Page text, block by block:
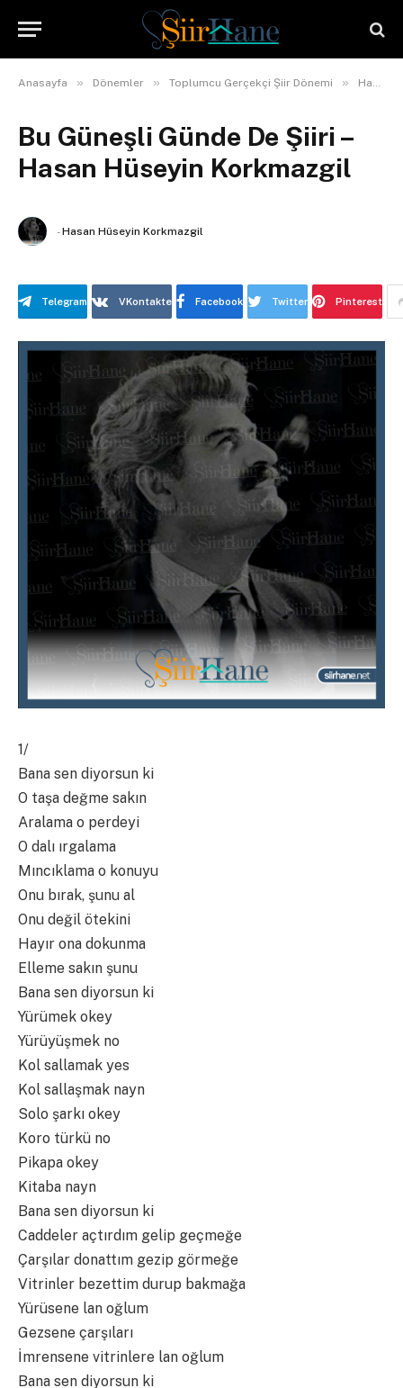
Anasayfa » Dönemler » Toplumcu Gerçekçi Şiir Dönemi » Hasan Hüseyin Korkmazgil
Bu Güneşli Günde De Şiiri –
Hasan Hüseyin Korkmazgil
-Hasan Hüseyin Korkmazgil
Telegram VKontakte Facebook Twitter Pinterest
1/
Bana sen diyorsun ki
O taşa değme sakın
Aralama o perdeyi
O dalı ırgalama
Mıncıklama o konuyu
Onu bırak, şunu al
Onu değil ötekini
Hayır ona dokunma
Elleme sakın şunu
Bana sen diyorsun ki
Yürümek okey
Yürüyüşmek no
Kol sallamak yes
Kol sallaşmak nayn
Solo şarkı okey
Koro türkü no
Pikapa okey
Kitaba nayn
Bana sen diyorsun ki
Caddeler açtırdım gelip geçmeğe
Çarşılar donattım gezip görmeğe
Vitrinler bezettim durup bakmağa
Yürüsene lan oğlum
Gezsene çarşıları
İmrensene vitrinlere lan oğlum
Bana sen diyorsun ki